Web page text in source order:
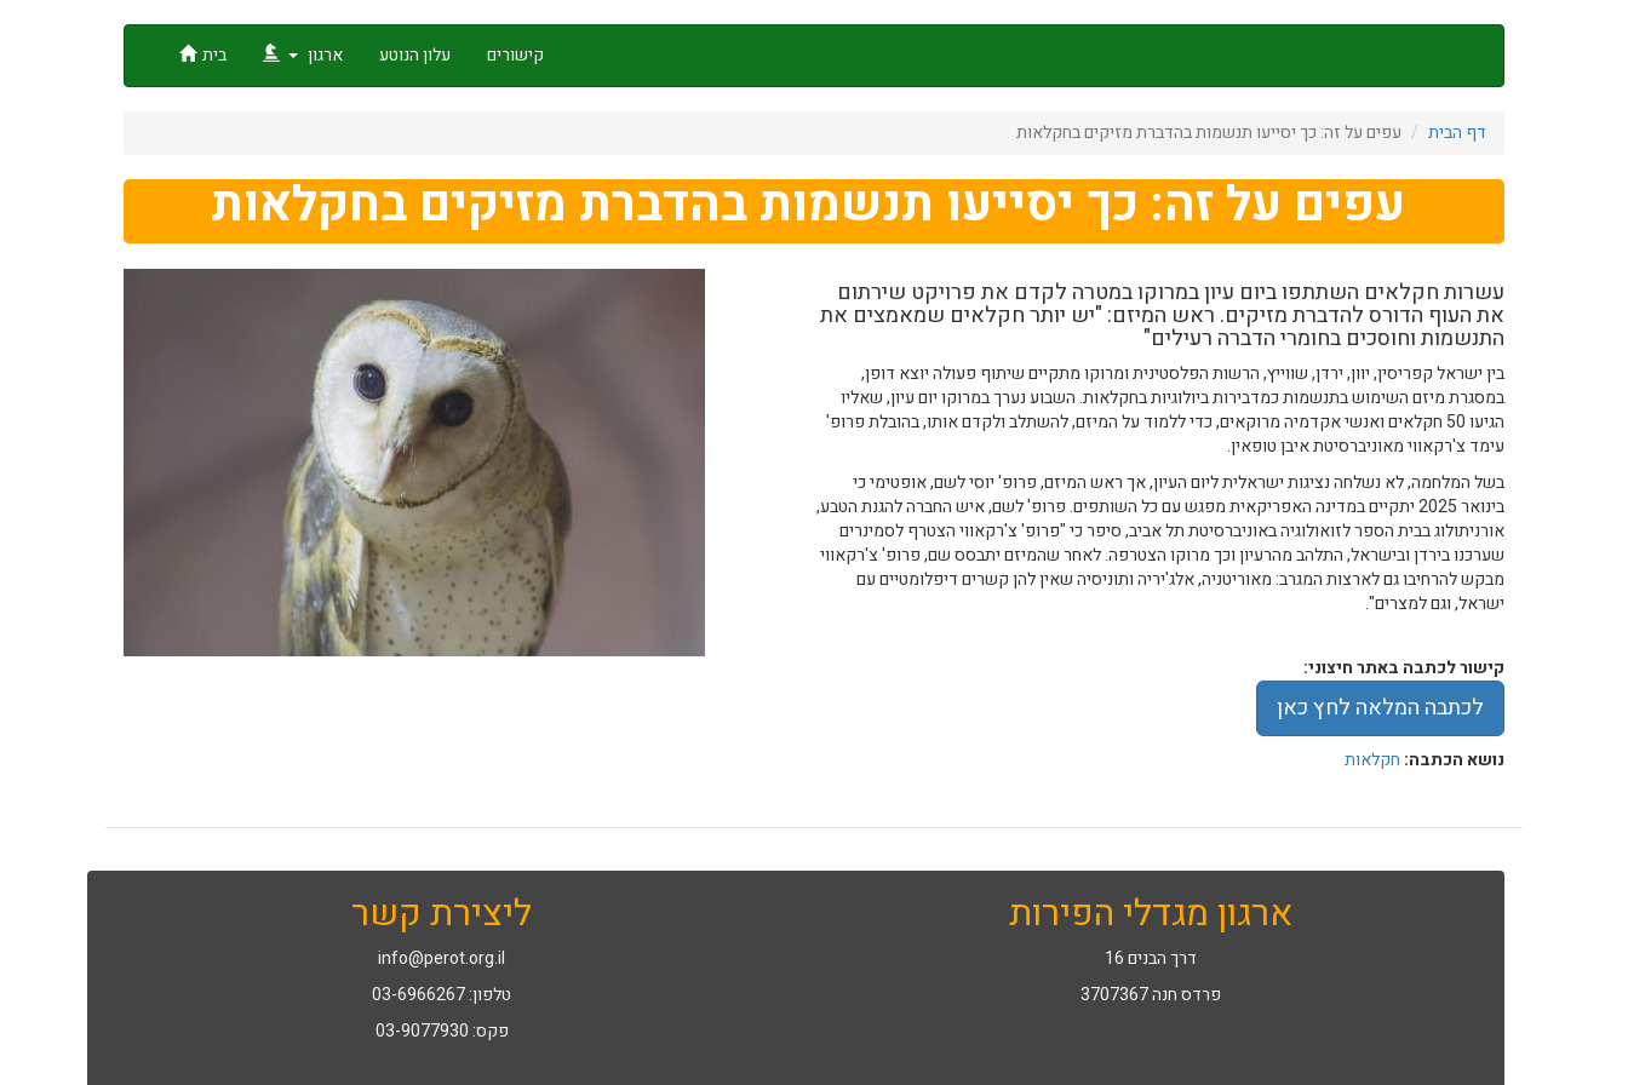
בית ארגון עלון הנוטע קישורים
דף הבית עפים על זה: כך יסייעו תנשמות בהדברת מזיקים בחקלאות
עפים על זה: כך יסייעו תנשמות בהדברת מזיקים בחקלאות
עשרות חקלאים השתתפו ביום עיון במרוקו במטרה לקדם את פרויקט שירתום
את העוף הדורס להדברת מזיקים. ראש המיזם: "יש יותר חקלאים שמאמצים את
התנשמות וחוסכים בחומרי הדברה רעילים"
בין ישראל קפריסין, יוון, ירדן, שווייץ, הרשות הפלסטינית ומרוקו מתקיים שיתוף פעולה יוצא דופן,
במסגרת מיזם השימוש בתנשמות כמדבירות ביולוגיות בחקלאות. השבוע נערך במרוקו יום עיון, שאליו
הגיעו 50 חקלאים ואנשי אקדמיה מרוקאים, כדי ללמוד על המיזם, להשתלב ולקדם אותו, בהובלת פרופ'
עימד צ'רקאווי מאוניברסיטת איבן טופאין.
בשל המלחמה, לא נשלחה נציגות ישראלית ליום העיון, אך ראש המיזם, פרופ' יוסי לשם, אופטימי כי
בינואר 2025 יתקיים במדינה האפריקאית מפגש עם כל השותפים. פרופ' לשם, איש החברה להגנת הטבע,
אורניתולוג בבית הספר לזואולוגיה באוניברסיטת תל אביב, סיפר כי "פרופ' צ'רקאווי הצטרף לסמינרים
שערכנו בירדן ובישראל, התלהב מהרעיון וכך מרוקו הצטרפה. לאחר שהמיזם יתבסס שם, פרופ' צ'רקאווי
מבקש להרחיבו גם לארצות המגרב: מאוריטניה, אלג'יריה ותוניסיה שאין להן קשרים דיפלומטיים עם
ישראל, וגם למצרים".
קישור לכתבה באתר חיצוני:
לכתבה המלאה לחץ כאן
נושא הכתבה: חקלאות
ליצירת קשר
info@perot.org.il
טלפון: 03-6966267
פקס: 03-9077930
ארגון מגדלי הפירות
דרך הבנים 16
פרדס חנה 3707367